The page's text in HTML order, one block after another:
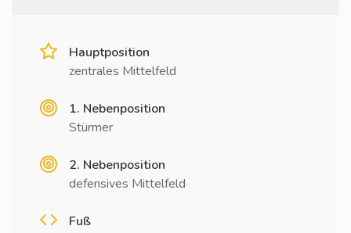
Hauptposition
zentrales Mittelfeld
1. Nebenposition
Stürmer
2. Nebenposition
defensives Mittelfeld
Fuß